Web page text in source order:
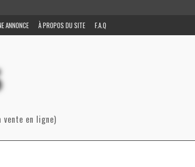
ANNONCE À PROPOS DU SITE F.A.Q
en ligne)